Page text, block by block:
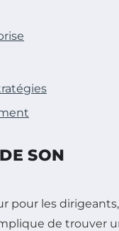
SON
pour les dirigeants,
de trouver